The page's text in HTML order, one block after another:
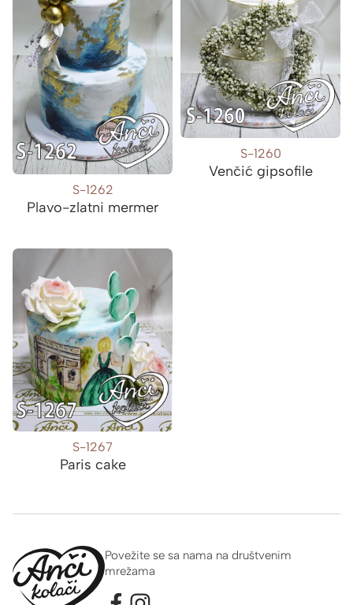
S-1262
Plavo-zlatni mermer
S-1260
Venčić gipsofile
S-1267
Paris cake
Povežite se sa nama na društvenim
mrežama